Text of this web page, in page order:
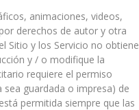
animaciones, videos,
derechos de autor y otra
Sitio y los Servicio no obtiene
y / o modifique la
requiere el permiso
guardada o impresa) de
permitida siempre que las